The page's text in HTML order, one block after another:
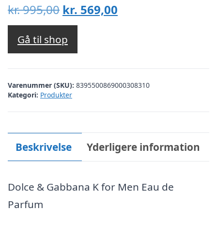
kr.995,00 Den
oprindelige
pris
var:
kr. 995,00.
kr. 569,00
kr. 569,00.
Gå til shop
Varenummer (SKU): 8395500869000308310
Kategori: Produkter
Beskrivelse Yderligere information
Dolce & Gabbana K for Men Eau de
Parfum